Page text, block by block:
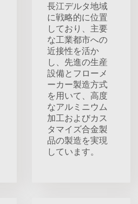
長江デルタ地域
に戦略的に位置
しており、主要
な工業都市への
近接性を活か
し、先進の生産
設備とフローメ
ーカー製造方式
を用いて、高度
なアルミニウム
加工およびカス
タマイズ合金製
品の製造を実現
しています。